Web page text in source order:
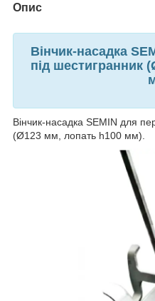
Опис
Вінчик-насадка
під шестигранник
Вінчик-насадка SEMIN для
(Ø123 мм, лопать h100 мм).